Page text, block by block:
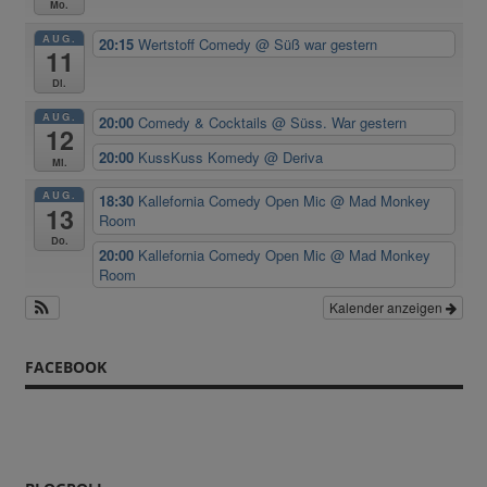
Mo.
AUG.
11
Di.
20:15Wertstoff Comedy@ Süß war gestern
AUG.
12
Mi.
20:00Comedy & Cocktails@ Süss. War gestern
20:00 KussKuss Komedy@ Deriva
AUG.
13
Do.
18:30 Kallefornia Comedy Open Mic@ Mad Monkey
Room
20:00 Kallefornia Comedy Open Mic@ Mad Monkey
Room
Kalender anzeigen
FACEBOOK